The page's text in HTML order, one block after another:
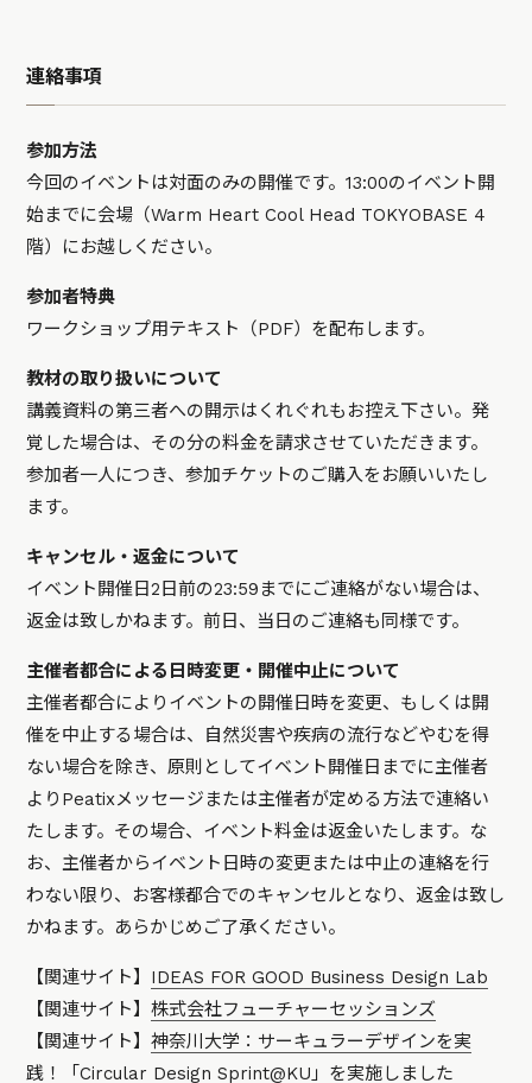
連絡事項
参加方法
今回のイベントは対面のみの開催です。13:00のイベント開
始までに会場（Warm Heart Cool Head TOKYOBASE 4
階）にお越しください。
参加者特典
ワークショップ用テキスト（PDF）を配布します。
教材の取り扱いについて
講義資料の第三者への開示はくれぐれもお控え下さい。発
覚した場合は、その分の料金を請求させていただきます。
参加者一人につき、参加チケットのご購入をお願いいたし
ます。
キャンセル・返金について
イベント開催日2日前の23:59までにご連絡がない場合は、
返金は致しかねます。前日、当日のご連絡も同様です。
主催者都合による日時変更・開催中止について
主催者都合によりイベントの開催日時を変更、もしくは開
催を中止する場合は、自然災害や疾病の流行などやむを得
ない場合を除き、原則としてイベント開催日までに主催者
よりPeatixメッセージまたは主催者が定める方法で連絡い
たします。その場合、イベント料金は返金いたします。な
お、主催者からイベント日時の変更または中止の連絡を行
わない限り、お客様都合でのキャンセルとなり、返金は致し
かねます。あらかじめご了承ください。
【関連サイト】 IDEAS FOR GOOD Business Design Lab
【関連サイト】株式会社フューチャーセッションズ
【関連サイト】神奈川大学：サーキュラーデザインを実
践！「Circular Design Sprint@KU」を実施しました